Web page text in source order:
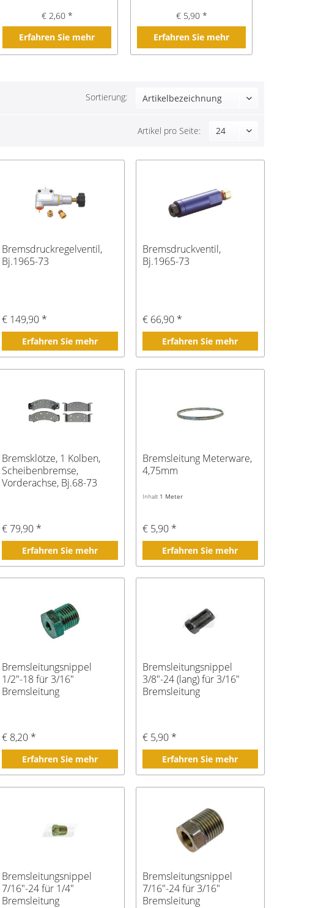
€ 2,60 *
Erfahren Sie mehr
€ 5,90 *
Erfahren Sie mehr
Sortierung:
Artikel pro Seite:
Bremsdruckregelventil,
Bj.1965-73
€ 149,90 *
Erfahren Sie mehr
Bremsdruckventil,
Bj.1965-73
€ 66,90 *
Erfahren Sie mehr
Bremsklötze, 1 Kolben,
Scheibenbremse,
Vorderachse, Bj.68-73
€ 79,90 *
Erfahren Sie mehr
Bremsleitung Meterware,
4,75mm
Inhalt 1 Meter
€ 5,90 *
Erfahren Sie mehr
Bremsleitungsnippel
1/2"-18 für 3/16"
Bremsleitung
€ 8,20 *
Erfahren Sie mehr
Bremsleitungsnippel
3/8"-24 (lang) für 3/16"
Bremsleitung
€ 5,90 *
Erfahren Sie mehr
Bremsleitungsnippel
7/16"-24 für 1/4"
Bremsleitung
Bremsleitungsnippel
7/16"-24 für 3/16"
Bremsleitung